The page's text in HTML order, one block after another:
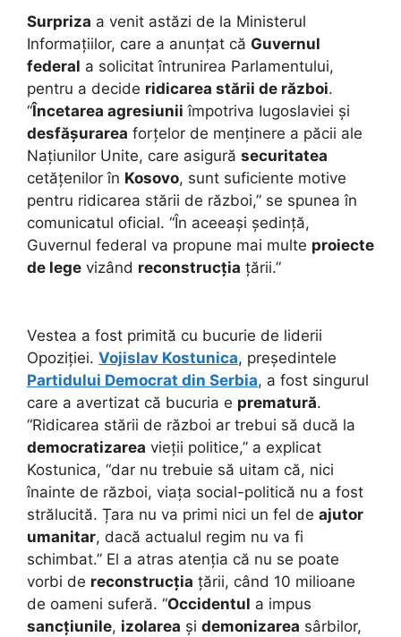
Surpriza a venit astăzi de la Ministerul
Informațiilor, care a anunțat că Guvernul
federal a solicitat întrunirea Parlamentului,
pentru a decide ridicarea stării de război.
“Încetarea agresiunii împotriva Iugoslaviei și
desfășurarea forțelor de menținere a păcii ale
Națiunilor Unite, care asigură securitatea
cetățenilor în Kosovo, sunt suficiente motive
pentru ridicarea stării de război,” se spunea în
comunicatul oficial. “În aceeași ședință,
Guvernul federal va propune mai multe proiecte
de lege vizând reconstrucția țării.”
Vestea a fost primită cu bucurie de liderii
Opoziției. Vojislav Kostunica, președintele
Partidului Democrat din Serbia, a fost singurul
care a avertizat că bucuria e prematură.
“Ridicarea stării de război ar trebui să ducă la
democratizarea vieții politice,” a explicat
Kostunica, “dar nu trebuie să uitam că, nici
înainte de război, viața social-politică nu a fost
strălucită. Țara nu va primi nici un fel de ajutor
umanitar, dacă actualul regim nu va fi
schimbat.” El a atras atenția că nu se poate
vorbi de reconstrucția țării, când 10 milioane
de oameni suferă. “Occidentul a impus
sancțiunile, izolarea și demonizarea sârbilor,